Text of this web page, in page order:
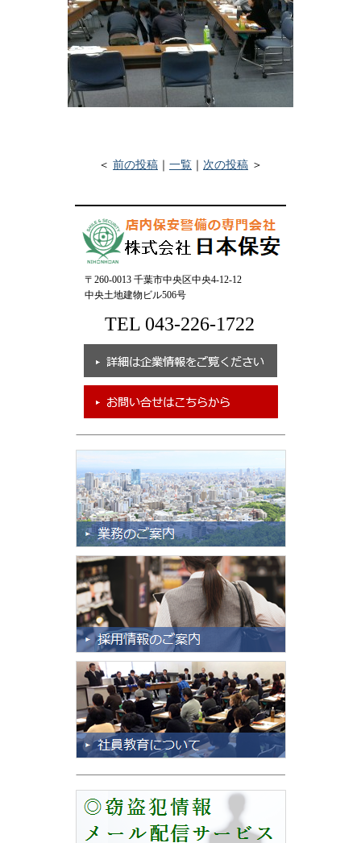
＜ 前の投稿 一覧 次の投稿 ＞
〒260-0013 千葉市中央区中央4-12-12
中央土地建物ビル506号
TEL 043-226-1722